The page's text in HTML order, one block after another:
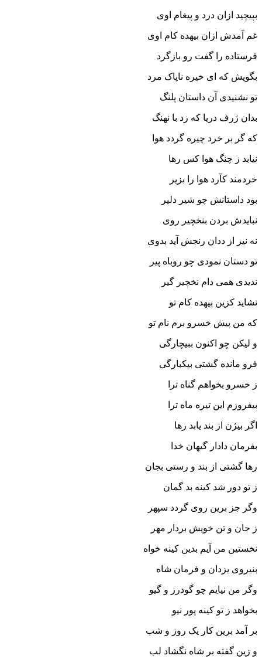
بپیچید ازان درد و پیغام اوى
غم آمدش ازان بیهده کام اوى‏
فرستاده را گفت رو بازگرد
بگویش که اى خیره ناپاک مرد
تو نشنیدى آن داستان پلنگ
بدان ژرف دریا که زد با نهنگ‏
که گر بر خرد چیره گردد هوا
نیابد ز چنگ هوا کس رها
خردمند کآرد هوا را بزیر
بود داستانش چو شیر دلیر
نبایدش بردن بنخچیر روى
نه نیز از ددان رنجش آید بدوى‏
تو دستان نمودى چو روباه پیر
ندیدى همى دام نخچیر گیر
نشاید کزین بیهده کام تو
که من پیش خسرو برم نام تو
و لیکن چو اکنون ببیچارگى
فرو مانده گشتى بیکبارگى‏
ز خسرو بخواهم گناه ترا
بیفروزم این تیره ماه ترا
اگر بیژن از بند یابد رها
بفرمان دادار گیهان خدا
رها گشتى از بند و رستى بجان
ز تو دور شد کینه بد گمان‏
وگر جز برین روى گردد سپهر
ز جان و تن خویش بردار مهر
نخستین من آیم بدین کینه خواه
بنیروى یزدان و فرمان شاه‏
وگر من نیایم چو گودرز و گیو
بخواهد ز تو کینه پور نیو
بر آمد برین کار یک روز و شب
و زین گفته بر شاه نگشاد لب‏